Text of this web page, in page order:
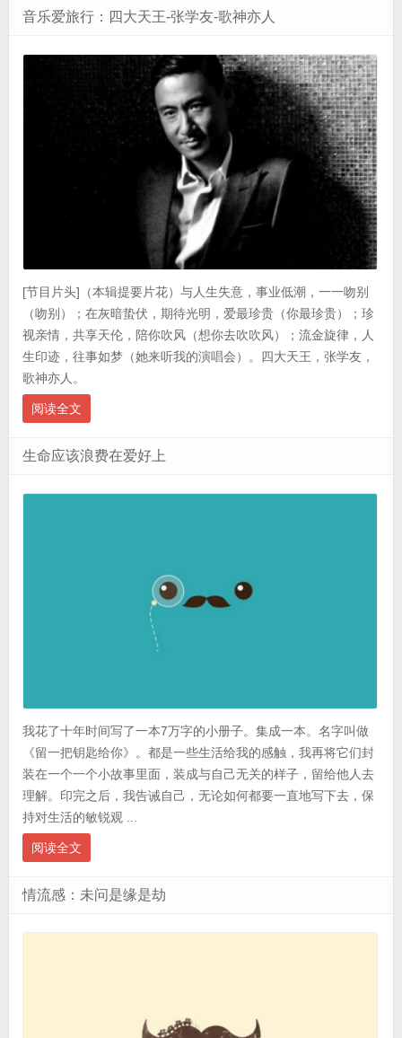
音乐爱旅行：四大天王-张学友-歌神亦人
[节目片头]（本辑提要片花）与人生失意，事业低潮，一一吻别
（吻别）；在灰暗蛰伏，期待光明，爱最珍贵（你最珍贵）；珍
视亲情，共享天伦，陪你吹风（想你去吹吹风）；流金旋律，人
生印迹，往事如梦（她来听我的演唱会）。四大天王，张学友，
歌神亦人。
阅读全文
生命应该浪费在爱好上
我花了十年时间写了一本7万字的小册子。集成一本。名字叫做
《留一把钥匙给你》。都是一些生活给我的感触，我再将它们封
装在一个一个小故事里面，装成与自己无关的样子，留给他人去
理解。印完之后，我告诫自己，无论如何都要一直地写下去，保
持对生活的敏锐观 ...
阅读全文
情流感：未问是缘是劫